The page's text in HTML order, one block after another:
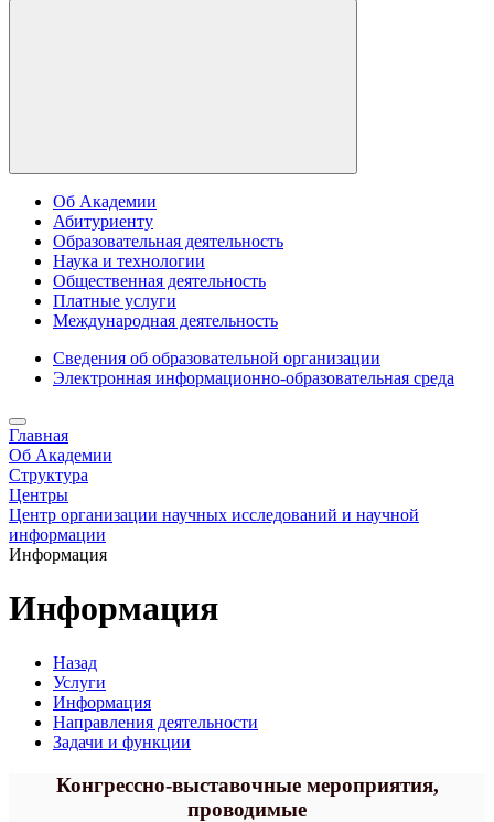
Об Академии
Абитуриенту
Образовательная деятельность
Наука и технологии
Общественная деятельность
Платные услуги
Международная деятельность
Сведения об образовательной организации
Электронная информационно-образовательная среда
Главная
Об Академии
Структура
Центры
Центр организации научных исследований и научной
информации
Информация
Информация
Назад
Услуги
Информация
Направления деятельности
Задачи и функции
Конгрессно-выставочные мероприятия,
проводимые